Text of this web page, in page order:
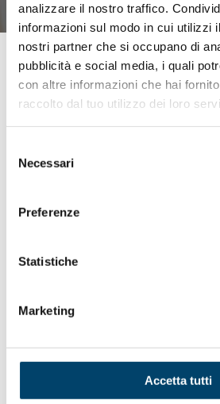
analizzare il nostro traffico.
informazioni sul modo in cui utilizzi
nostri partner che si occupano di
pubblicità e social media, i quali
con altre informazioni che hai
raccolto dal tuo utilizzo dei loro
delNecessari
Preferenze
Statistiche
Marketing
Accetta tutti